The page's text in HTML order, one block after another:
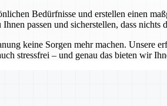
Bedürfnisse und erstellen einen
passen und sicherstellen, dass nichts
keine Sorgen mehr machen. Unsere
stressfrei – und genau das bieten wir